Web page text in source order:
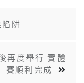
阱
再度舉行 實體
賽順利完成